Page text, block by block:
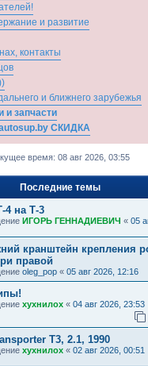
и развитие
контакты
и ближнего зарубежья
и запчасти
СКИДКА
время: 08 авг 2026, 03:55
Последние темы
на Т-3
ИГОРЬ ГЕННАДИЕВИЧ « 05
кранштейн крепления
правой
oleg_pop « 05 авг 2026, 12:16
хухнилох « 04 авг 2026, 23:53
T3, 2.1, 1990
хухнилох « 02 авг 2026, 00:51